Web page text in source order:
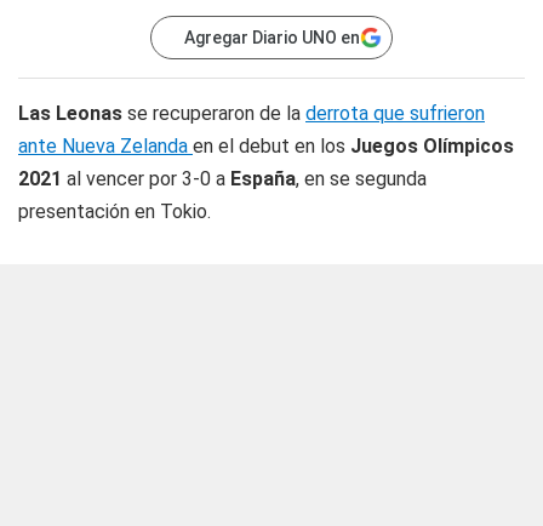
Agregar Diario UNO en
Las Leonas se recuperaron de la derrota que sufrieron
ante Nueva Zelanda en el debut en los Juegos Olímpicos
2021 al vencer por 3-0 a España, en se segunda
presentación en Tokio.